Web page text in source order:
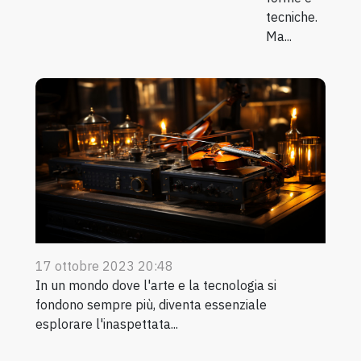
tecniche.
Ma...
17 ottobre 2023 20:48
In un mondo dove l'arte e la tecnologia si
fondono sempre più, diventa essenziale
esplorare l'inaspettata...